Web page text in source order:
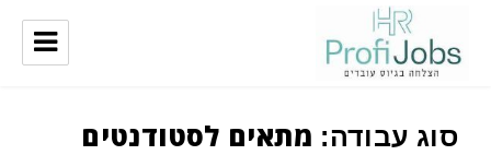
סוג עבודה: מתאים לסטודנטים